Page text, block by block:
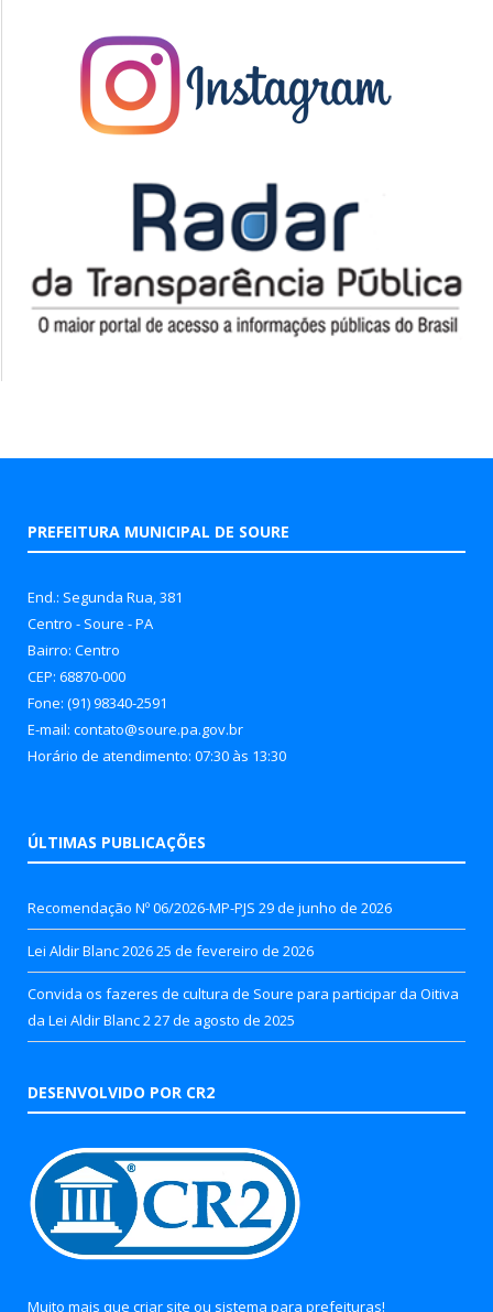
PREFEITURA MUNICIPAL DE SOURE
End.: Segunda Rua, 381
Centro - Soure - PA
Bairro: Centro
CEP: 68870-000
Fone: (91) 98340-2591
E-mail: contato@soure.pa.gov.br
Horário de atendimento: 07:30 às 13:30
ÚLTIMAS PUBLICAÇÕES
Recomendação Nº 06/2026-MP-PJS 29 de junho de 2026
Lei Aldir Blanc 202625 de fevereiro de 2026
Convida os fazeres de cultura de Soure para participar da Oitiva
da Lei Aldir Blanc 227 de agosto de 2025
DESENVOLVIDO POR CR2
Muito mais que criar site ou sistema para prefeituras!